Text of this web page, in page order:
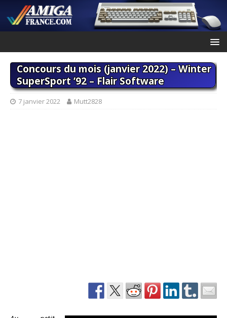
Concours du mois (janvier 2022) – Winter
SuperSport ’92 – Flair Software
7 janvier 2022 Mutt2828